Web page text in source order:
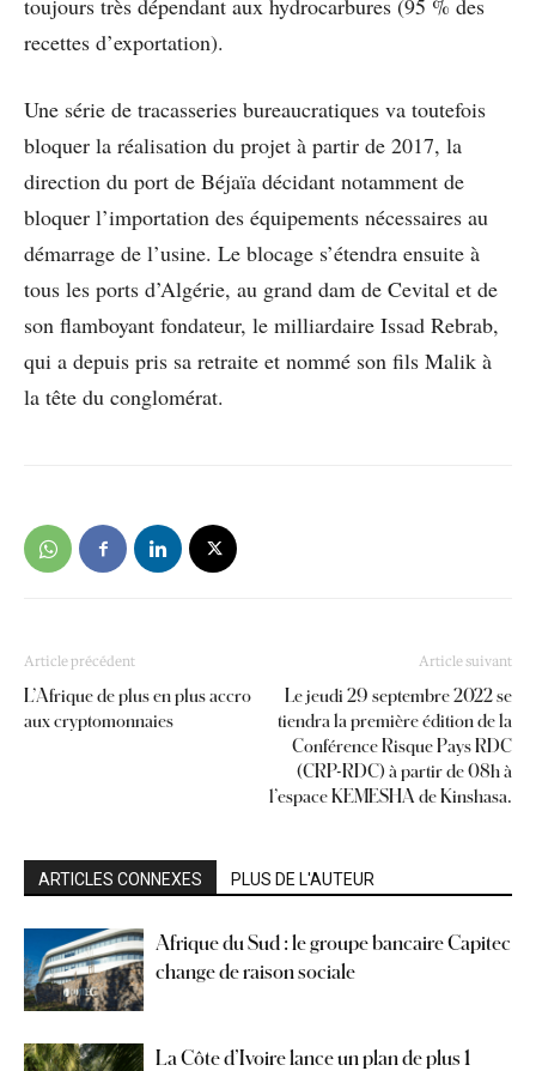
toujours très dépendant aux hydrocarbures (95 % des
recettes d’exportation).
Une série de tracasseries bureaucratiques va toutefois
bloquer la réalisation du projet à partir de 2017, la
direction du port de Béjaïa décidant notamment de
bloquer l’importation des équipements nécessaires au
démarrage de l’usine. Le blocage s’étendra ensuite à
tous les ports d’Algérie, au grand dam de Cevital et de
son flamboyant fondateur, le milliardaire Issad Rebrab,
qui a depuis pris sa retraite et nommé son fils Malik à
la tête du conglomérat.
Article précédent
L’Afrique de plus en plus accro
aux cryptomonnaies
Article suivant
Le jeudi 29 septembre 2022 se
tiendra la première édition de la
Conférence Risque Pays RDC
(CRP-RDC) à partir de 08h à
l’espace KEMESHA de Kinshasa.
ARTICLES CONNEXES PLUS DE L'AUTEUR
Afrique du Sud : le groupe bancaire Capitec
change de raison sociale
La Côte d’Ivoire lance un plan de plus 1